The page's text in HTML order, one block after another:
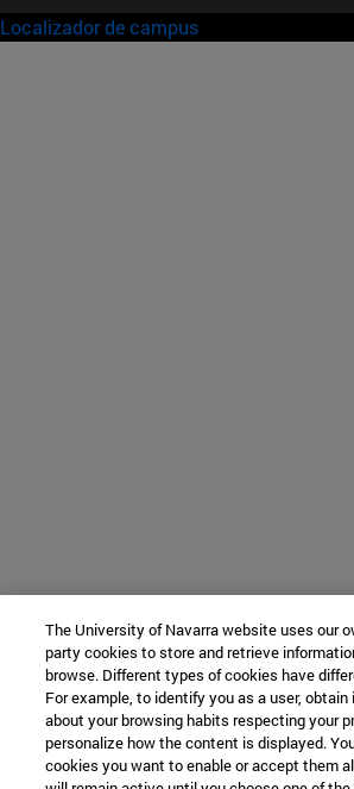
Localizador de campus
The University of Navarra website uses our
party cookies to store and retrieve
browse. Different types of cookies have
For example, to identify you as a user,
about your browsing habits respecting your
personalize how the content is displayed.
cookies you want to enable or accept them